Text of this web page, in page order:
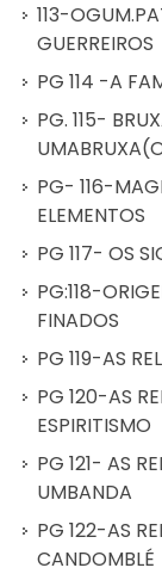
113-
GUERREIROS
PG 114 -A
PG. 115-
PG- 116-
ELEMENTOS
PG 117- OS
PG:118-
FINADOS
PG 119-AS
PG 120-AS
ESPIRITISMO
PG 121- AS
UMBANDA
PG 122-AS
CANDOMBLÉ